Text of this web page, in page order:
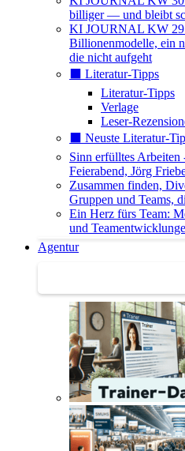
billiger — und bleibt
KI JOURNAL KW 29
Billionenmodelle, ein
die nicht aufgeht
⬛️ Literatur-Tipps
Literatur-Tipps
Verlage
Leser-
⬛️ Neuste Literatur-
Sinn erfülltes Arbeiten
Feierabend, Jörg
Zusammen finden,
Gruppen und Teams,
Ein Herz fürs Team:
und
Agentur